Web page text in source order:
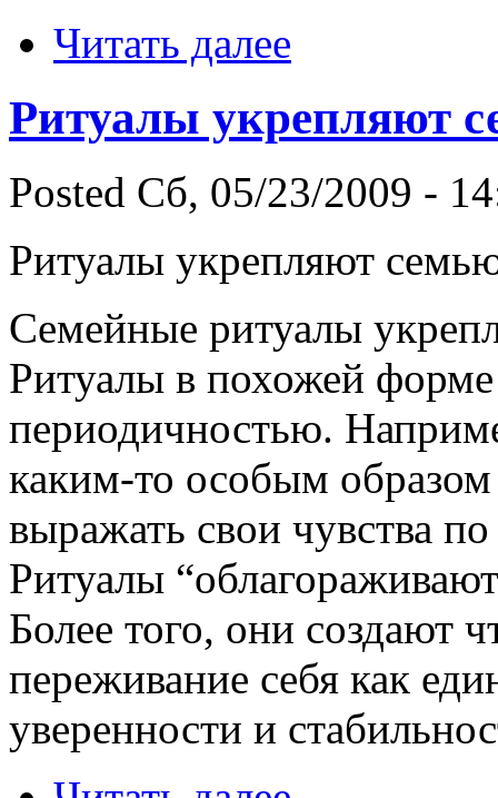
Читать далее
Ритуалы укрепляют
Posted Сб, 05/23/2009 -
Ритуалы укрепляют
Семейные ритуалы
Ритуалы в похожей
периодичностью.
каким-то особым
выражать свои чувства
Ритуалы
Более того, они создают
переживание себя как
уверенности и